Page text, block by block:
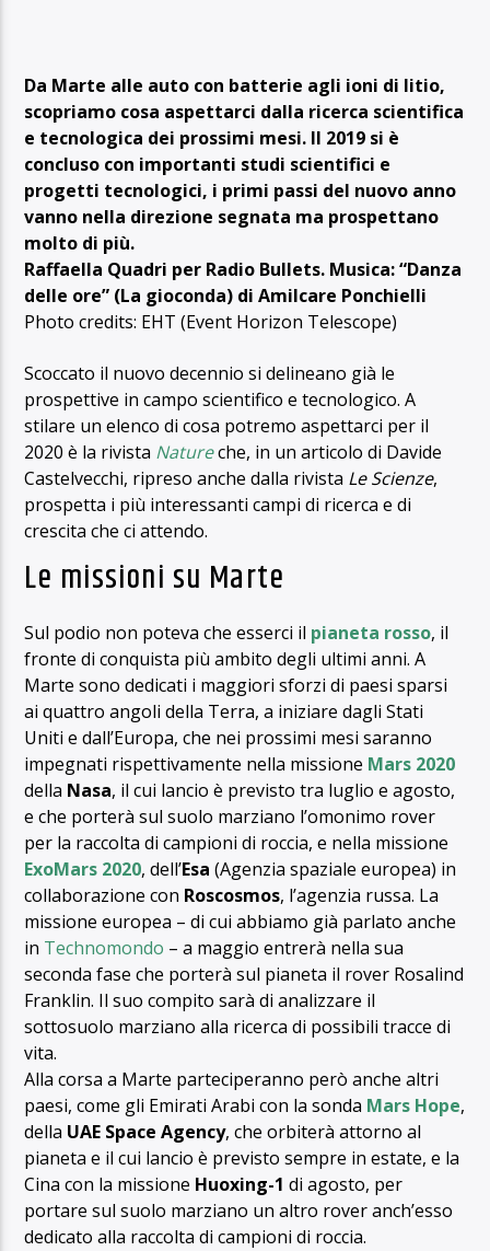
Da Marte alle auto con batterie agli ioni di litio,
scopriamo cosa aspettarci dalla ricerca scientifica
e tecnologica dei prossimi mesi. Il 2019 si è
concluso con importanti studi scientifici e
progetti tecnologici, i primi passi del nuovo anno
vanno nella direzione segnata ma prospettano
molto di più.
Raffaella Quadri per Radio Bullets. Musica: “Danza
delle ore” (La gioconda) di Amilcare Ponchielli
Photo credits: EHT (Event Horizon Telescope)
Scoccato il nuovo decennio si delineano già le
prospettive in campo scientifico e tecnologico. A
stilare un elenco di cosa potremo aspettarci per il
2020 è la rivista Natureche, in un articolo di Davide
Castelvecchi, ripreso anche dalla rivista Le Scienze,
prospetta i più interessanti campi di ricerca e di
crescita che ci attendo.
Le missioni su Marte
Sul podio non poteva che esserci il pianeta rosso, il
fronte di conquista più ambito degli ultimi anni. A
Marte sono dedicati i maggiori sforzi di paesi sparsi
ai quattro angoli della Terra, a iniziare dagli Stati
Uniti e dall’Europa, che nei prossimi mesi saranno
impegnati rispettivamente nella missione Mars 2020
della Nasa, il cui lancio è previsto tra luglio e agosto,
e che porterà sul suolo marziano l’omonimo rover
per la raccolta di campioni di roccia, e nella missione
ExoMars 2020, dell’Esa (Agenzia spaziale europea) in
collaborazione con Roscosmos, l’agenzia russa. La
missione europea – di cui abbiamo già parlato anche
in Technomondo – a maggio entrerà nella sua
seconda fase che porterà sul pianeta il rover Rosalind
Franklin. Il suo compito sarà di analizzare il
sottosuolo marziano alla ricerca di possibili tracce di
vita.
Alla corsa a Marte parteciperanno però anche altri
paesi, come gli Emirati Arabi con la sonda Mars Hope,
della UAE Space Agency, che orbiterà attorno al
pianeta e il cui lancio è previsto sempre in estate, e la
Cina con la missione Huoxing-1 di agosto, per
portare sul suolo marziano un altro rover anch’esso
dedicato alla raccolta di campioni di roccia.